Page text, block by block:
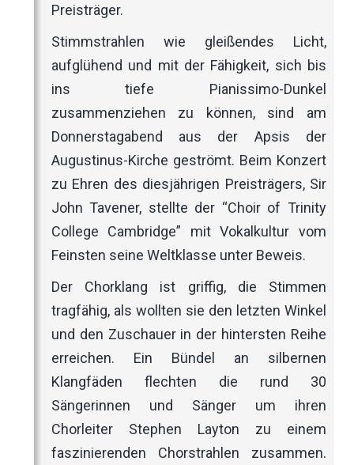
Preisträger.
Stimmstrahlen wie gleißendes Licht,
aufglühend und mit der Fähigkeit, sich bis
ins tiefe Pianissimo-Dunkel
zusammenziehen zu können, sind am
Donnerstagabend aus der Apsis der
Augustinus-Kirche geströmt. Beim Konzert
zu Ehren des diesjährigen Preisträgers, Sir
John Tavener, stellte der “Choir of Trinity
College Cambridge” mit Vokalkultur vom
Feinsten seine Weltklasse unter Beweis.
Der Chorklang ist griffig, die Stimmen
tragfähig, als wollten sie den letzten Winkel
und den Zuschauer in der hintersten Reihe
erreichen. Ein Bündel an silbernen
Klangfäden flechten die rund 30
Sängerinnen und Sänger um ihren
Chorleiter Stephen Layton zu einem
faszinierenden Chorstrahlen zusammen.